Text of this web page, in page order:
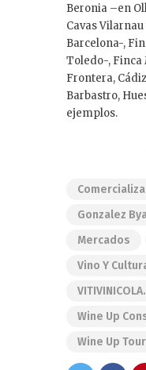
Beronia –en
Cavas
Barcelona-,
Toledo-, Finca
Frontera,
Barbastro,
ejemplos.
Gonzalez
Mercados
Vino Y
VITIVINICOLA.
Wine Up
Wine Up Tour